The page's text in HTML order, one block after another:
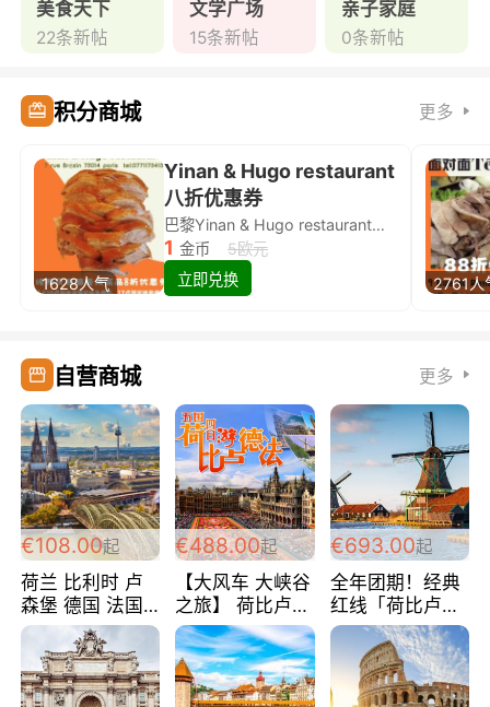
美食天下
22条新帖
文学广场
15条新帖
亲子家庭
0条新帖
积分商城 更多
1628人气
Yinan & Hugo restaurant
八折优惠券
巴黎Yinan & Hugo restaurant除简餐类全场8折
1 金币
5欧元
立即兑换
2761人
自营商城 更多
€108.00起
荷兰 比利时 卢
森堡 德国 法国
超爽玩遍西欧 循
环线 全程四星宾
馆 108欧/人/天
€488.00起
【大风车 大峡谷
之旅】 荷比卢德
法 巴黎上下 经
典五国四日游
488欧/人
€693.00起
全年团期！经典
红线「荷比卢德
法」七天循环 五
国 仅售99欧/人/
天！巴黎上下！
包拼房~